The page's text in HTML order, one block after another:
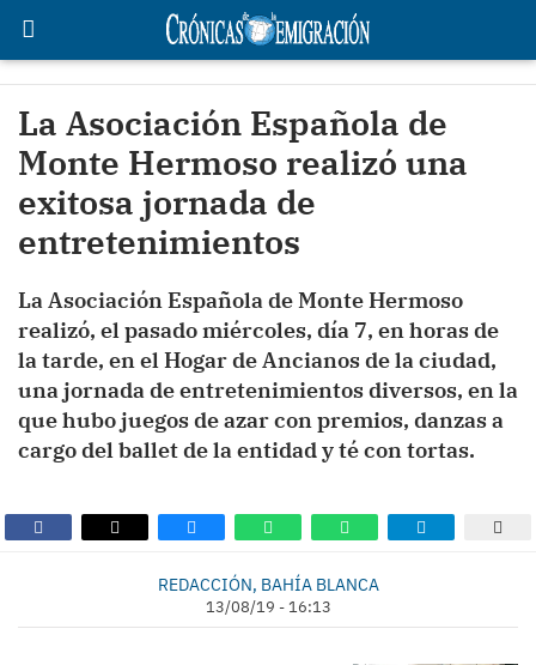
La Asociación Española de
Monte Hermoso realizó una
exitosa jornada de
entretenimientos
La Asociación Española de Monte Hermoso
realizó, el pasado miércoles, día 7, en horas de
la tarde, en el Hogar de Ancianos de la ciudad,
una jornada de entretenimientos diversos, en la
que hubo juegos de azar con premios, danzas a
cargo del ballet de la entidad y té con tortas.
REDACCIÓN, BAHÍA BLANCA
13/08/19 - 16:13